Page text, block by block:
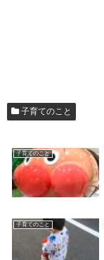
子育てのこと
子育てのこと
子育てのこと